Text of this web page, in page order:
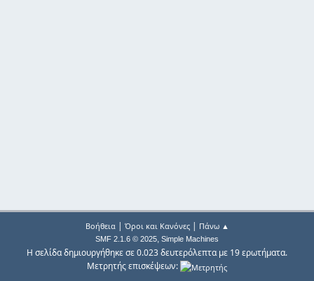
Βοήθεια| Όροι και Κανόνες| Πάνω ▲
SMF 2.1.6 © 2025, Simple Machines
Η σελίδα δημιουργήθηκε σε 0.023 δευτερόλεπτα με 19 ερωτήματα.
Μετρητής επισκέψεων: